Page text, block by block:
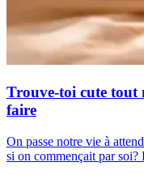
Trouve-toi cute tout
faire
On passe notre vie à
si on commençait par